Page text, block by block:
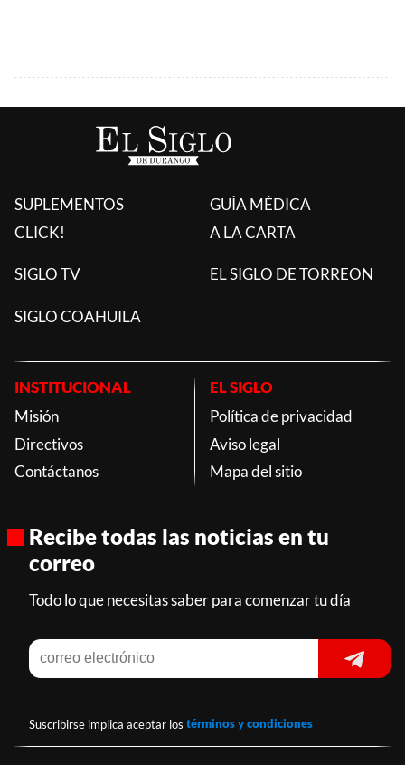
SUPLEMENTOS
CLICK!
GUÍA MÉDICA
A LA CARTA
SIGLO TV EL SIGLO DE TORREON
SIGLO COAHUILA
INSTITUCIONAL
Misión
Directivos
Contáctanos
EL SIGLO
Política de privacidad
Aviso legal
Mapa del sitio
Recibe todas las noticias en tu
correo
Todo lo que necesitas saber para comenzar tu día
Suscribirse implica aceptar los términos y condiciones